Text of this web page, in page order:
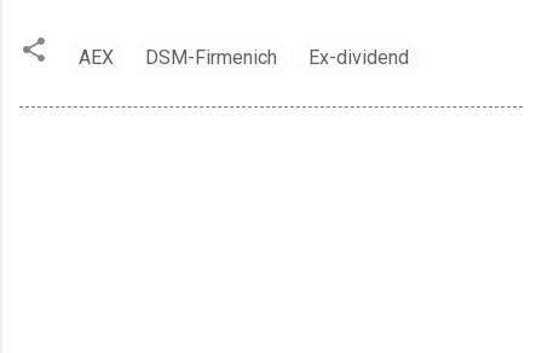
AEX DSM-Firmenich Ex-dividend